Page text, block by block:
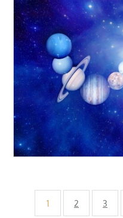
1 2 3